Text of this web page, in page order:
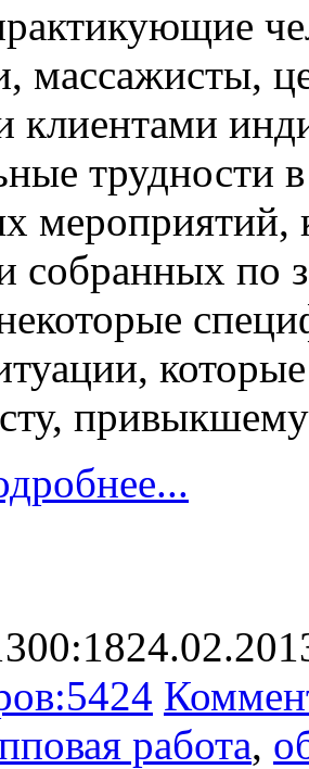
массажисты,
клиентами
трудности
мероприятий,
собранных по
00:18
5424
работа,